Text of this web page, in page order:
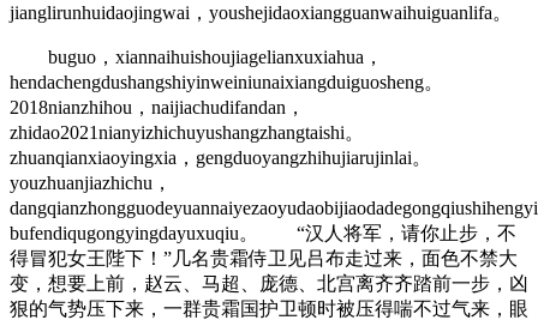
jianglirunhuidaojingwai，youshejidaoxiangguanwaihuiguanlifa。
buguo，xiannaihuishoujiagelianxuxiahua，
hendachengdushangshiyinweiniunaixiangduiguosheng。
2018nianzhihou，naijiachudifandan，
zhidao2021nianyizhichuyushangzhangtaishi。
zhuanqianxiaoyingxia，gengduoyangzhihujiarujinlai。
youzhuanjiazhichu，
bufendiqugongyingdayuxuqiu。 “汉人将军，请你止步，不
得冒犯女王陛下！”几名贵霜侍卫见吕布走过来，面色不禁大
变，想要上前，赵云、马超、庞德、北宫离齐齐踏前一步，凶
狠的气势压下来，一群贵霜国护卫顿时被压得喘不过气来，眼